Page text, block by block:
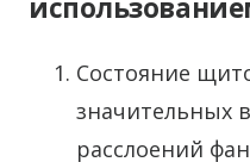
Состояние
значительных
расслоений